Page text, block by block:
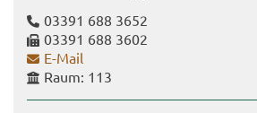
03391 688 3652
03391 688 3602
E-​Mail
Raum: 113